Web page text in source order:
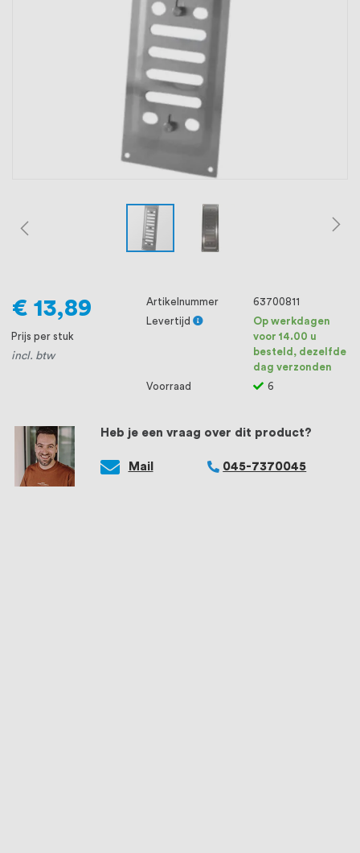
ons voorop, want we geloven dat een
goede relatie met onze klanten het
verschil maakt.
Heb je een vraag over dit product?
Mail 045-7370045
€ 13,89
Prijs per stuk
incl. btw
Artikelnummer
63700811
Levertijd
Op werkdagen
voor 14.00 u
besteld, dezelfde
dag verzonden
Voorraad
6